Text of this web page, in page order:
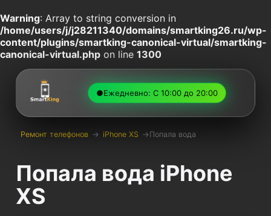
Warning: Array to string conversion in
/home/users/j/j28211340/domains/smartking26.ru/wp-
content/plugins/smartking-canonical-virtual/smartking-
canonical-virtual.php on line 1300
●Ежедневно: С 10:00 до 20:00
Ремонт телефонов → iPhone XS → Попала вода
Попала вода iPhone
XS